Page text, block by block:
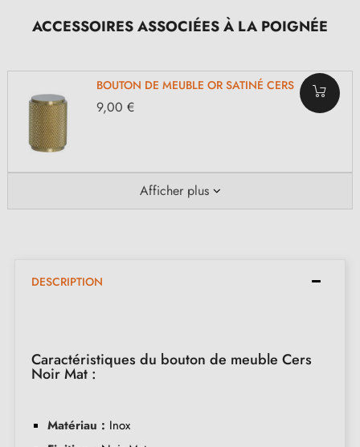
ACCESSOIRES ASSOCIÉES À LA POIGNÉE
BOUTON DE MEUBLE OR SATINÉ CERS
9,00 €
Afficher plus
DESCRIPTION
Caractéristiques du bouton de meuble Cers
Noir Mat :
Matériau : Inox